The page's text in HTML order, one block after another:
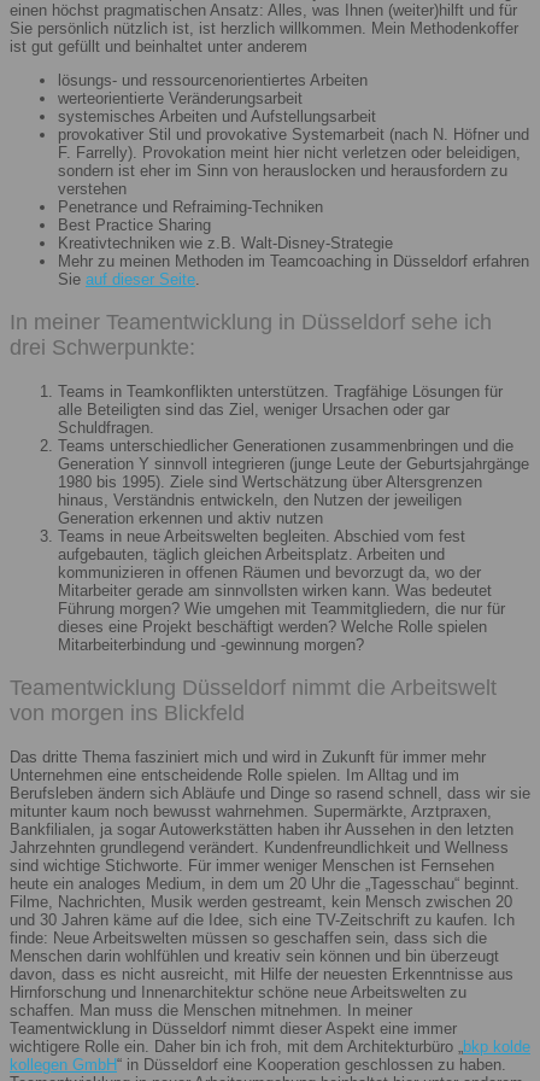
einen höchst pragmatischen Ansatz: Alles, was Ihnen (weiter)hilft und für
Sie persönlich nützlich ist, ist herzlich willkommen. Mein Methodenkoffer
ist gut gefüllt und beinhaltet unter anderem
lösungs- und ressourcenorientiertes Arbeiten
werteorientierte Veränderungsarbeit
systemisches Arbeiten und Aufstellungsarbeit
provokativer Stil und provokative Systemarbeit (nach N. Höfner und
F. Farrelly). Provokation meint hier nicht verletzen oder beleidigen,
sondern ist eher im Sinn von herauslocken und herausfordern zu
verstehen
Penetrance und Refraiming-Techniken
Best Practice Sharing
Kreativtechniken wie z.B. Walt-Disney-Strategie
Mehr zu meinen Methoden im Teamcoaching in Düsseldorf erfahren
Sie auf dieser Seite.
In meiner Teamentwicklung in Düsseldorf sehe ich
drei Schwerpunkte:
Teams in Teamkonflikten unterstützen. Tragfähige Lösungen für
alle Beteiligten sind das Ziel, weniger Ursachen oder gar
Schuldfragen.
Teams unterschiedlicher Generationen zusammenbringen und die
Generation Y sinnvoll integrieren (junge Leute der Geburtsjahrgänge
1980 bis 1995). Ziele sind Wertschätzung über Altersgrenzen
hinaus, Verständnis entwickeln, den Nutzen der jeweiligen
Generation erkennen und aktiv nutzen
Teams in neue Arbeitswelten begleiten. Abschied vom fest
aufgebauten, täglich gleichen Arbeitsplatz. Arbeiten und
kommunizieren in offenen Räumen und bevorzugt da, wo der
Mitarbeiter gerade am sinnvollsten wirken kann. Was bedeutet
Führung morgen? Wie umgehen mit Teammitgliedern, die nur für
dieses eine Projekt beschäftigt werden? Welche Rolle spielen
Mitarbeiterbindung und -gewinnung morgen?
Teamentwicklung Düsseldorf nimmt die Arbeitswelt
von morgen ins Blickfeld
Das dritte Thema fasziniert mich und wird in Zukunft für immer mehr
Unternehmen eine entscheidende Rolle spielen. Im Alltag und im
Berufsleben ändern sich Abläufe und Dinge so rasend schnell, dass wir sie
mitunter kaum noch bewusst wahrnehmen. Supermärkte, Arztpraxen,
Bankfilialen, ja sogar Autowerkstätten haben ihr Aussehen in den letzten
Jahrzehnten grundlegend verändert. Kundenfreundlichkeit und Wellness
sind wichtige Stichworte. Für immer weniger Menschen ist Fernsehen
heute ein analoges Medium, in dem um 20 Uhr die „Tagesschau“ beginnt.
Filme, Nachrichten, Musik werden gestreamt, kein Mensch zwischen 20
und 30 Jahren käme auf die Idee, sich eine TV-Zeitschrift zu kaufen. Ich
finde: Neue Arbeitswelten müssen so geschaffen sein, dass sich die
Menschen darin wohlfühlen und kreativ sein können und bin überzeugt
davon, dass es nicht ausreicht, mit Hilfe der neuesten Erkenntnisse aus
Hirnforschung und Innenarchitektur schöne neue Arbeitswelten zu
schaffen. Man muss die Menschen mitnehmen. In meiner
Teamentwicklung in Düsseldorf nimmt dieser Aspekt eine immer
wichtigere Rolle ein. Daher bin ich froh, mit dem Architekturbüro „bkp kolde
kollegen GmbH“ in Düsseldorf eine Kooperation geschlossen zu haben.